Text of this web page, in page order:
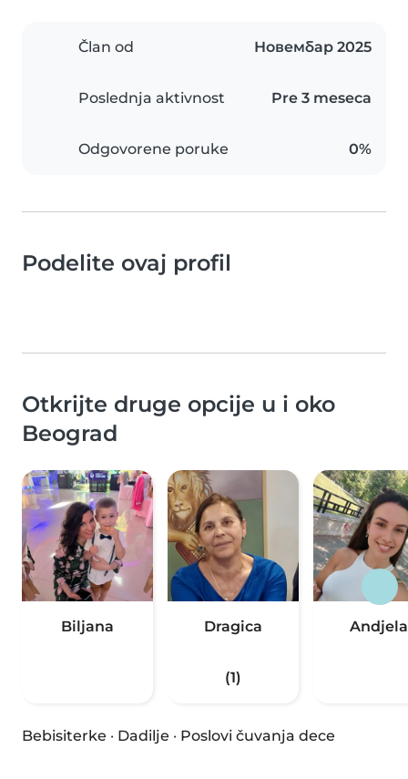
Član od Новембар 2025
Poslednja aktivnost Pre 3 meseca
Odgovorene poruke 0%
Podelite ovaj profil
Otkrijte druge opcije u i oko
Beograd
Biljana Dragica
(1)
Andjela
Bebisiterke · Dadilje · Poslovi čuvanja dece